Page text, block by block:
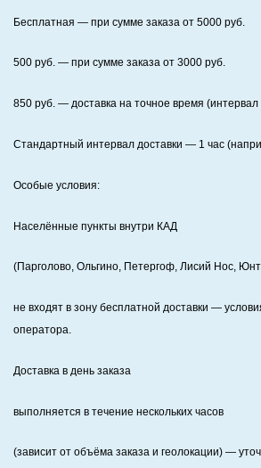
Бесплатная — при сумме заказа от 5000 руб.
500 руб. — при сумме заказа от 3000 руб.
850 руб. — доставка на точное время (интервал
Стандартный интервал доставки — 1 час
Особые условия:
Населённые пункты внутри КАД
(Парголово, Ольгино, Петергоф, Лисий Нос,
не входят в зону бесплатной доставки —
оператора.
Доставка в день заказа
выполняется в течение нескольких часов
(зависит от объёма заказа и геолокации) —